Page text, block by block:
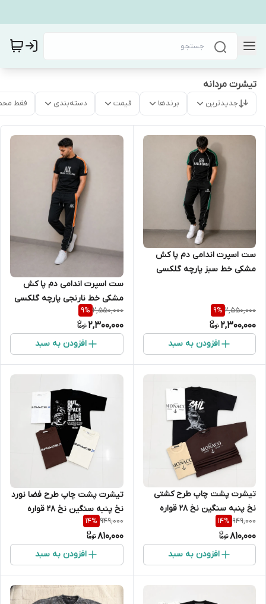
تیشرت مردانه
جدیدترین برندها قیمت دسته‌بندی فقط
ست اسپرت اندامی دم پا کش
مشکی خط سبز پارچه گلکسی
2,550,000
9%
2,300,000
افزودن به سبد
ست اسپرت اندامی دم پا کش
مشکی خط نارنجی پارچه گلکسی
2,550,000
9%
2,300,000
افزودن به سبد
تیشرت پشت چاپ طرح کشتی
نخ پنبه سنگین نخ 28 قواره
معمولی
949,000
14%
810,000
افزودن به سبد
تیشرت پشت چاپ طرح فضا نورد
نخ پنبه سنگین نخ 28 قواره
معمولی
949,000
14%
810,000
افزودن به سبد